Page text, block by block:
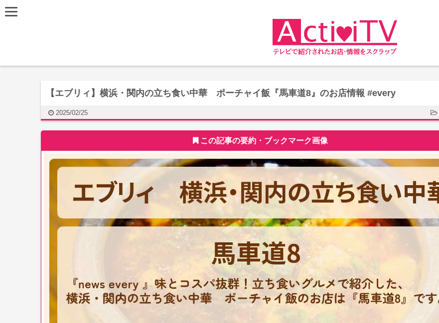
【エブリィ】横浜・関内の立ち食い中華 ポーチャイ飯『馬車道8』のお店情報 #every
2025/02/25
この記事の要約・ブックマーク画像